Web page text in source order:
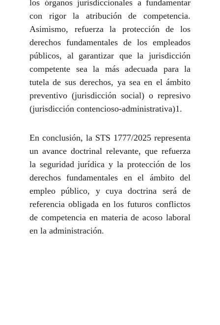
los órganos jurisdiccionales a fundamentar
con rigor la atribución de competencia.
Asimismo, refuerza la protección de los
derechos fundamentales de los empleados
públicos, al garantizar que la jurisdicción
competente sea la más adecuada para la
tutela de sus derechos, ya sea en el ámbito
preventivo (jurisdicción social) o represivo
(jurisdicción contencioso-administrativa)1.
En conclusión, la STS 1777/2025 representa
un avance doctrinal relevante, que refuerza
la seguridad jurídica y la protección de los
derechos fundamentales en el ámbito del
empleo público, y cuya doctrina será de
referencia obligada en los futuros conflictos
de competencia en materia de acoso laboral
en la administración.